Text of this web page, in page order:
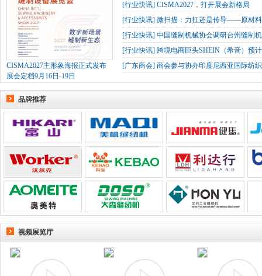
CISMA2027主形象海报正式发布
展会定档9月16日-19日
[行业快讯] CISMA2027，打开展会新格局
[行业快讯] 微扫描：力扛还是传导——原材
[行业快讯] 中国缝制机械协会调研台州缝制
[行业快讯] 跨境电商巨头SHEIN（希音）预
[广东商会] 商会参与协办印度尼西亚国际纺
品牌推荐
视频展览厅